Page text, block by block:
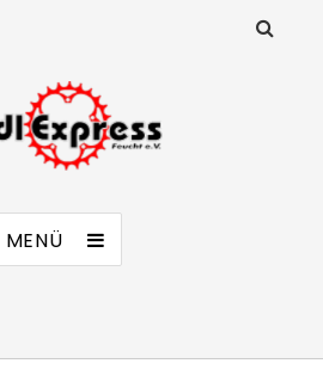
Feucht e.V.
MENÜ